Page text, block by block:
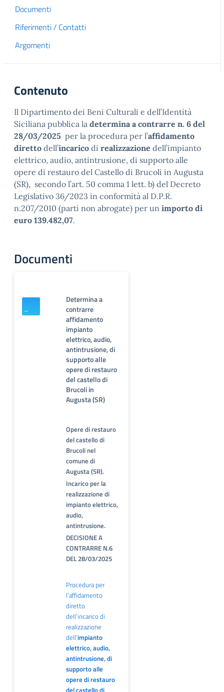
Documenti
Riferimenti / Contatti
Argomenti
Contenuto
Il Dipartimento dei Beni Culturali e dell’Identità
Siciliana pubblica la determina a contrarre n. 6 del
28/03/2025 per la procedura per l’affidamento
diretto dell’incarico di realizzazione dell’impianto
elettrico, audio, antintrusione, di supporto alle
opere di restauro del Castello di Brucoli in Augusta
(SR), secondo l’art. 50 comma 1 lett. b) del Decreto
Legislativo 36/2023 in conformità al D.P.R.
n.207/2010 (parti non abrogate) per un importo di
euro 139.482,07.
Documenti
Determina a
contrarre
affidamento
impianto
elettrico, audio,
antintrusione, di
supporto alle
opere di restauro
del castello di
Brucoli in
Augusta (SR)
Opere di restauro
del castello di
Brucoli nel
comune di
Augusta (SR).
Incarico per la
realizzazione di
impianto elettrico,
audio,
antintrusione.
DECISIONE A
CONTRARRE N.6
DEL 28/03/2025
Procedura per
l’affidamento
diretto
dell’incarico di
realizzazione
dell’impianto
elettrico, audio,
antintrusione, di
supporto alle
opere di restauro
del castello di